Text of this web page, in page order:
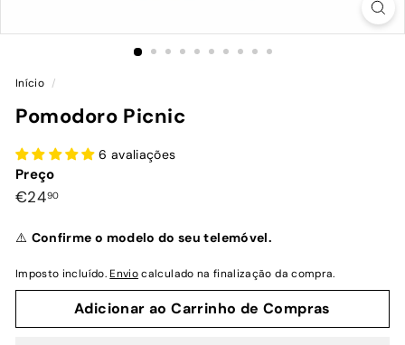
Início /
Pomodoro Picnic
6 avaliações
Preço
Preço
€2490€24,90
⚠️ Confirme o modelo do seu telemóvel.
Imposto incluído.Enviocalculado na finalização da compra.
Adicionar ao Carrinho de Compras